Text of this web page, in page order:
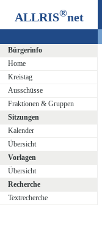
ALLRIS®net
Bürgerinfo
Home
Kreistag
Ausschüsse
Fraktionen & Gruppen
Sitzungen
Kalender
Übersicht
Vorlagen
Übersicht
Recherche
Textrecherche